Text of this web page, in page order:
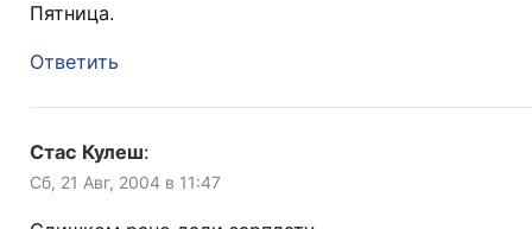
Пятница.
Ответить
Стас Кулеш:
Сб, 21 Авг, 2004 в 11:47